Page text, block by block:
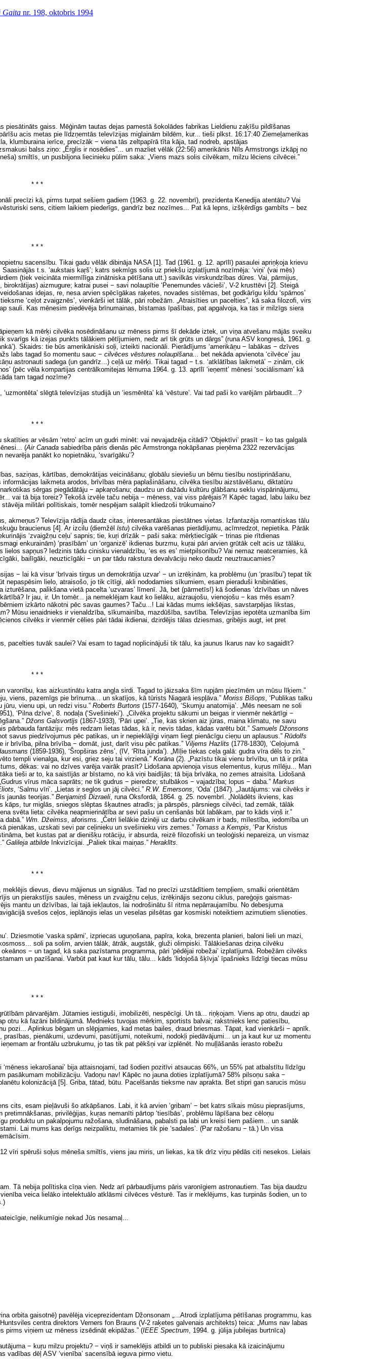
Gaita nr. 198, oktobris 1994
gaiss. Mēģinām tautas dejas pamestā šokolādes fabrikas Lieldienu zaķīšu pildīšanas
acis metas pie līdzņemtās televīzijas miglainām bildēm, kur... tieši plkst. 16:17:40 Ziemeļamerikas
klumburaina ierīce, precīzāk − viena tās zeltpapīrā tīta kāja, tad nodreb, apstājas
balss ziņo: „Ērglis ir nosēdies”... un mazliet vēlāk (22:56) amerikānis Nīls Armstrongs izkāpj no
smiltīs, un pusbiljona liecinieku pūlim saka: „Viens mazs solis cilvēkam, milzu lēciens cilvēcei.”
* * *
precīzi kā, pirms turpat sešiem gadiem (1963. g. 22. novembrī), prezidenta Kenedija atentātu? Vai
sens, citiem laikiem piederīgs, gandrīz bez nozīmes... Pat kā lepns, izšķērdīgs gambīts − bez
* * *
sacensību. Tikai gadu vēlāk dibināja NASA [1]. Tad (1961. g. 12. aprīlī) pasaulei apriņķoja krievu
t.s. ‘aukstais kaŗš’; katrs sekmīgs solis uz priekšu izplatījumā nozīmēja: ‘viņi’ (vai mēs)
(tiek veicināta miermīlīga zinātniska pētīšana utt.) savilkās virskundzības dūres. Vai, pārmijus,
aizmugure; katrai pusei − savi nolaupītie ‘Penemundes vācieši’, V-2 krusttēvi [2]. Steigā
idejas, re, nesa arvien spēcīgākas raķetes, novades sistēmas, bet godkārīgu ķildu ‘spārnos’
‘ceļot zvaigznēs’, vienkārši iet tālāk, pāri robežām. „Atraisīties un pacelties”, kā saka filozofi, virs
sauli. Kas mēnesim piedēvēja brīnumainas, bīstamas īpašības, pat apgalvoja, ka tas ir milzīgs siera
kā mērķi cilvēka nosēdināšanu uz mēness pirms šī dekāde iztek, un viņa atvešanu mājās sveiku
kā izejas punkts tālākiem pētījumiem, nedz arī tik grūts un dārgs” (runa ASV kongresā, 1961. g.
Skaidrs: tie būs amerikāniski soļi, izteikti nacionāli. Pierādījums ‘amerikāņu − labākas − dzīves
labs tagad šo momentu sauc − cilvēces vēstures nolaupīšana... bet nekāda apvienota ‘cilvēce’ jau
astronauti sadega (un gandrīz...) ceļā uz mērķi. Tikai tagad − t.s. ‘atklātības laikmetā’ − zinām, cik
(pēc vēla kompartijas centrālkomitejas lēmuma 1964. g. 13. aprīlī ‘ieņemt’ mēnesi ‘sociālismam’ kā
tam tagad nozīme?
, ‘uzmontēta’ slēgtā televīzijas studijā un ‘iesmērēta’ kā ‘vēsture’. Vai tad paši ko varējām pārbaudīt...?
* * *
ar vēsām ‘retro’ acīm un gudri minēt: vai nevajadzēja citādi? ‘Objektīvi’ prasīt − ko tas galgalā
(Air Canada sabiedrība pāris dienās pēc Armstronga nokāpšanas pieņēma 2322 rezervācijas
nevarēja panākt ko nopietnāku, ‘svarīgāku’?
saziņas, kārtības, demokrātijas veicināšanu; globālu sieviešu un bērnu tiesību nostiprināšanu,
laikmeta arodos, brīvības mēra paplašināšanu, cilvēka tiesību aizstāvēšanu, diktatūru
sērgas piegādātāju − apkaŗošanu; daudzu un dažādu kultūru glābšanu seklu vispārinājumu,
vai tā bija toreiz? Tekošā izvēle taču nebija − mēness, vai viss pārējais?! Kāpēc tagad, labu laiku bez
militāri polītiskais, tomēr nespējam salāpīt kliedzoši trūkumaino?
akmeņus? Televīzija rādīja daudz citas, interesantākas piestātnes vietas. Izfantazēja romantiskas tālu
braucienus [4]. Ar izcilu (diemžēl īstu) cilvēka varēšanas pierādījumu, acīmredzot, nepietika. Pārāk
‘zvaigžņu ceļu’ sapnis; tie, kuŗi drīzāk − paši saka: mērķtiecīgāk − trinas pie rītdienas
enkurainām) ‘prasībām’ un ‘organizē’ ikdienas burzmu, kuŗai pāri arvien grūtāk celt acis uz tālāku,
sapņus? Iedzinis tādu cinisku vienaldzību, ‘es es es’ mietpilsonību? Vai nemaz neatceramies, kā
bailīgāki, neuzticīgāki − un par tādu rakstura devalvāciju neko daudz neuztraucamies?
− lai kā visur ‘brīvais tirgus un demokrātija uzvar’ − un izrēķinām, ka problēmu (un ‘prasību’) tepat tik
lielo, atraisošo, jo tik cītīgi, akli nododamies sīkumiem, esam pieraduši knibināties,
izturēšana, palikšanavietā pacelta ‘uzvaras’ līmenī. Jā, bet (pārmetīs!) kā šodienas ‘dzīvības un nāves
Ir jau, ir. Un tomēr... ja nemeklējam kaut ko lielāku, aizraujošu, vienojošu − kas mēs esam?
izkārto nākotni pēc savas gaumes? Taču...! Lai kādas mums iekšējas, savstarpējas likstas,
Mūsu ienaidnieks ir vienaldzība, sīkumainība, mazdūšība, savtība. Televīzijas iepotēta uzmanība šim
cilvēks ir vienmēr cēlies pāri tādai ikdienai, dzirdējis tālas dziesmas, gribējis augt, iet pret
pacelties tuvāk saulei? Vai esam to tagad noplicinājuši tik tālu, ka jaunus Ikarus nav ko sagaidīt?
* * *
varonību, kas aizkustinātu katra angļa sirdi. Tagad to jāizsaka šīm rupjām piezīmēm un mūsu līķiem.”
viens, pazemīgs pie brīnuma... un skatījos, kā tūrists Niagarā iespļāva.” Moriss Bišops, ‘Publikas talku
jūru, vienu upi, un redzi visu.” Roberts Burtons (1577-1640), ‘Skumju anatomija’. „Mēs neesam ne soli
‘Pilna dzīve’, 8. nodaļa (‘Svešinieki’). „Cilvēka projektu sākumi un beigas ir vienmēr nekārtīgi −
Džons Galsvortījs (1867-1933), ‘Pāri upei’. „Tie, kas skrien aiz jūras, maina klimatu, ne savu
pārbauda fantāziju: mēs redzam lietas tādas, kā ir, nevis tādas, kādas varētu būt.” Samuels Džonsons
savus piedzīvojumus pēc patikas, un ir nepieklājīgi viņam liegt pienācīgu cieņu un aplausus.” Rūdolfs
ir brīvība, pilna brīvība − domāt, just, darīt visu pēc patikas.” Viljems Hazlits (1778-1830), ‘Ceļojumā
(1859-1936), ‘Šropširas zēns’, (IV, ‘Rīta junda’). „Mīļie tiekas ceļa galā: gudra vīra dēls to zin.”
templi vienalga, kur esi, griez seju tai virzienā.” Korāna (2). „Pazīstu tikai vienu brīvību, un tā ir prāta
dēkas: vai no dzīves varēja vairāk prasīt? Lidošana apvienoja visus elementus, kuŗus mīlēju... Man
tieši ar to, ka saistījās ar bīstamo, no kā viņi baidījās; tā bija brīvāka, no zemes atraisīta. Lidošanā
vīrus māca saprāts; ne tik gudrus − pieredze; stulbākos − vajadzība; lopus − daba.” Markus
, ‘Salmu vīri’. „Lietas ir seglos un jāj cilvēci.” R.W. Emersons, ‘Oda’ (1847). „Jautājums: vai cilvēks ir
jaunās teorijas.” Benjamiņš Dizraeli, runa Oksfordā, 1864. g. 25. novembrī. „Nolādēts ikviens, kas
kāps, tur miglās, sniegos slēptas šķautnes atradīs; ja pārspēs, pārsniegs cilvēci, tad zemāk, tālāk
svēta lieta: cilvēka neapmierinātība ar sevi pašu un cenšanās būt labākam, par to kāds viņš ir.”
dabā.” Wm. Džeimss, aforisms. „Četri lielākie dzinēji uz darbu cilvēkam ir bads, mīlestība, iedomība un
pienākas, uzskati sevi par ceļinieku un svešinieku virs zemes.” Tomass a Kempis, ‘Par Kristus
bet kustas pat ar dienišķu rotāciju, ir absurda, reizē filozofiski un teoloģiski nepareiza, un vismaz
Galileja atbilde Inkvizīcijai. „Paliek tikai maiņas.” Heraklīts.
* * *
dievus, dievu mājienus un signālus. Tad no precīzi uzstādītiem tempļiem, smalki orientētām
un pierakstījis saules, mēness un zvaigžņu ceļus, izrēķinājis sezonu ciklus, pareģojis gaismas-
mantu un dzīvības, lai tajā iekļautos, lai nodrošinātu šī ritma nepārraujamību. No debesjuma
svešos ceļos, ieplānojis ielas un veselas pilsētas gar kosmiski noteiktiem azimutiem slienoties.
Dziesmotie ‘vaska spārni’, izpriecas uguņošana, papīra, koka, brezenta planieri, baloni lieli un mazi,
soli pa solim, arvien tālāk, ātrāk, augstāk, gluži olimpiski. Tālākiešanas dziņa cilvēku
− un tagad, kā saka pazīstama programma, pāri ‘pēdējai robežai’ izplatījumā. Robežām cilvēks
un pazīšanai. Varbūt pat kaut kur tālu, tālu... kāds ‘lidojošā šķīvja’ īpašnieks līdzīgi tiecas mūsu
* * *
pārvarējām. Jūtamies iestiguši, imobilizēti, nespēcīgi. Un tā... riņķojam. Viens ap otru, daudzi ap
otru kā fazāni bildinājumā. Mednieks tuvojas mērķim, sportists balvai; rakstnieks lenc patiesību,
Aplinkus bēgam un slēpjamies, kad metas bailes, draud briesmas. Tāpat, kad vienkārši − apnīk.
pienākumi, uzdevumi, pasūtījumi, noteikumi, nodokļi piedāvājumi... un ja kaut kur uz momentu
ar frontālu uzbrukumu, jo tas tik pat pēkšņi var izplēnēt. No muļļāšanās ierasto robežu
iekarošanai’ bija attaisnojami, tad šodien pozitīvi atsaucas 66%, un 55% pat atbalstītu līdzīgu
mobilizāciju. Vadoņu nav! Kāpēc no jauna doties izplatījumā? 58% pilsoņu saka −
kolonizācijā [5]. Griba, tātad, būtu. Pacelšanās tieksme nav aprakta. Bet stipri gan sarucis mūsu
cits, esam pieļāvuši šo atkāpšanos. Labi, it kā arvien ‘gribam’ − bet katrs sīkais mūsu pieprasījums,
privilēģijas, kuŗas nemanīti pārtop ‘tiesībās’, problēmu lāpīšana bez cēloņu
produktu un pakalpojumu ražošana, sludināšana, pabalsti pa labi un kreisi tiem pašiem... un sanāk
Lai mums kas derīgs neizpaliktu, metamies tik pie ‘sadales’. (Par ražošanu − tā.) Un visa
vīri spēruši soļus mēneša smiltīs, viens jau miris, un liekas, ka tik drīz viņu pēdās citi nesekos. Lielais
Tā nebija polītiska cīņa vien. Nedz arī pārbaudījums pāris varonīgiem astronautiem. Tas bija daudzu
veica lielāko intelektuālo atklāsmi cilvēces vēsturē. Tas ir meklējums, kas turpinās šodien, un to
nelikumīgie nekad Jūs nesamaļ...
orbita gaisotnē) pavēlēja viceprezidentam Džonsonam „...Atrodi izplatījuma pētīšanas programmu, kas
centra direktors Verners fon Brauns (V-2 raķetes galvenais architekts) teica: „Mums nav labas
pirms viņiem uz mēness izsēdināt ekipāžas.” (IEEE Spectrum, 1994. g. jūlija jubilejas burtnīca)
− kuŗu milzu projektu? − viņš ir sameklējis atbildi un to publiski piesaka kā izaicinājumu
dēļ ASV ‘vienība’ sacensībā ieguva pirmo vietu.